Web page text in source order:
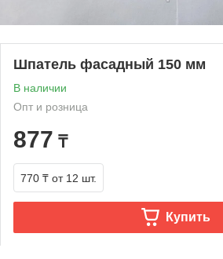
Шпатель фасадный 150 мм
В наличии
Опт и розница
877 ₸
770 ₸ от 12 шт.
Купить